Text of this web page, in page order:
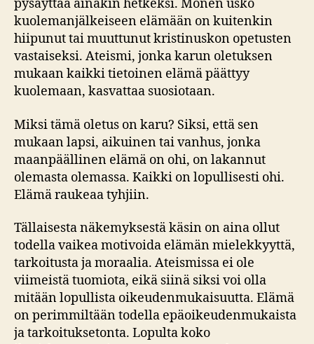
pysäyttää ainakin hetkeksi. Monen usko
kuolemanjälkeiseen elämään on kuitenkin
hiipunut tai muuttunut kristinuskon opetusten
vastaiseksi. Ateismi, jonka karun oletuksen
mukaan kaikki tietoinen elämä päättyy
kuolemaan, kasvattaa suosiotaan.
Miksi tämä oletus on karu? Siksi, että sen
mukaan lapsi, aikuinen tai vanhus, jonka
maanpäällinen elämä on ohi, on lakannut
olemasta olemassa. Kaikki on lopullisesti ohi.
Elämä raukeaa tyhjiin.
Tällaisesta näkemyksestä käsin on aina ollut
todella vaikea motivoida elämän mielekkyyttä,
tarkoitusta ja moraalia. Ateismissa ei ole
viimeistä tuomiota, eikä siinä siksi voi olla
mitään lopullista oikeudenmukaisuutta. Elämä
on perimmiltään todella epäoikeudenmukaista
ja tarkoituksetonta. Lopulta koko